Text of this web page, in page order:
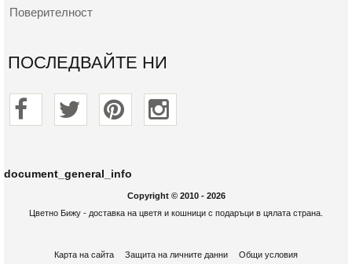
Поверителност
ПОСЛЕДВАЙТЕ НИ
document_general_info
Copyright © 2010 - 2026
Цветно Бижу - доставка на цветя и кошници с подаръци в цялата страна.
Карта на сайта Защита на личните данни Общи условия